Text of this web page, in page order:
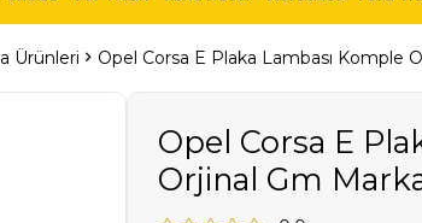
Ürünleri Opel Corsa E Plaka Lambası Komple
Opel Corsa E
Orjinal Gm